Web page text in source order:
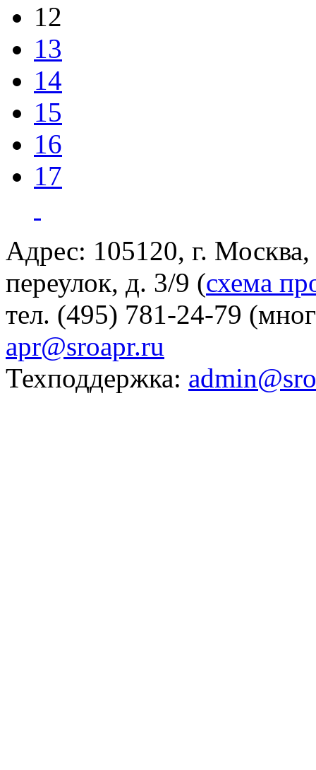
12
13
14
15
16
17
Адрес: 105120, г.
переулок, д. 3/9 (схема
тел. (495) 781-24-79
apr@sroapr.ru
Техподдержка: